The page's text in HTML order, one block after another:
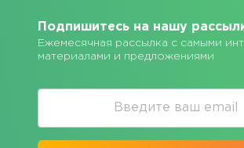
Подпишитесь на нашу
Ежемесячная рассылка с самыми
материалами и предложениями